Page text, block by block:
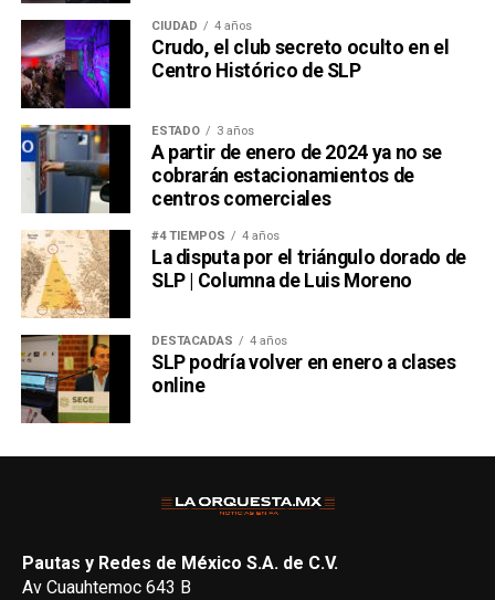
CIUDAD 4 años
Crudo, el club secreto oculto en el
Centro Histórico de SLP
ESTADO 3 años
A partir de enero de 2024 ya no se
cobrarán estacionamientos de
centros comerciales
#4 TIEMPOS 4 años
La disputa por el triángulo dorado de
SLP | Columna de Luis Moreno
DESTACADAS 4 años
SLP podría volver en enero a clases
online
Pautas y Redes de México S.A. de C.V.
Av Cuauhtemoc 643 B